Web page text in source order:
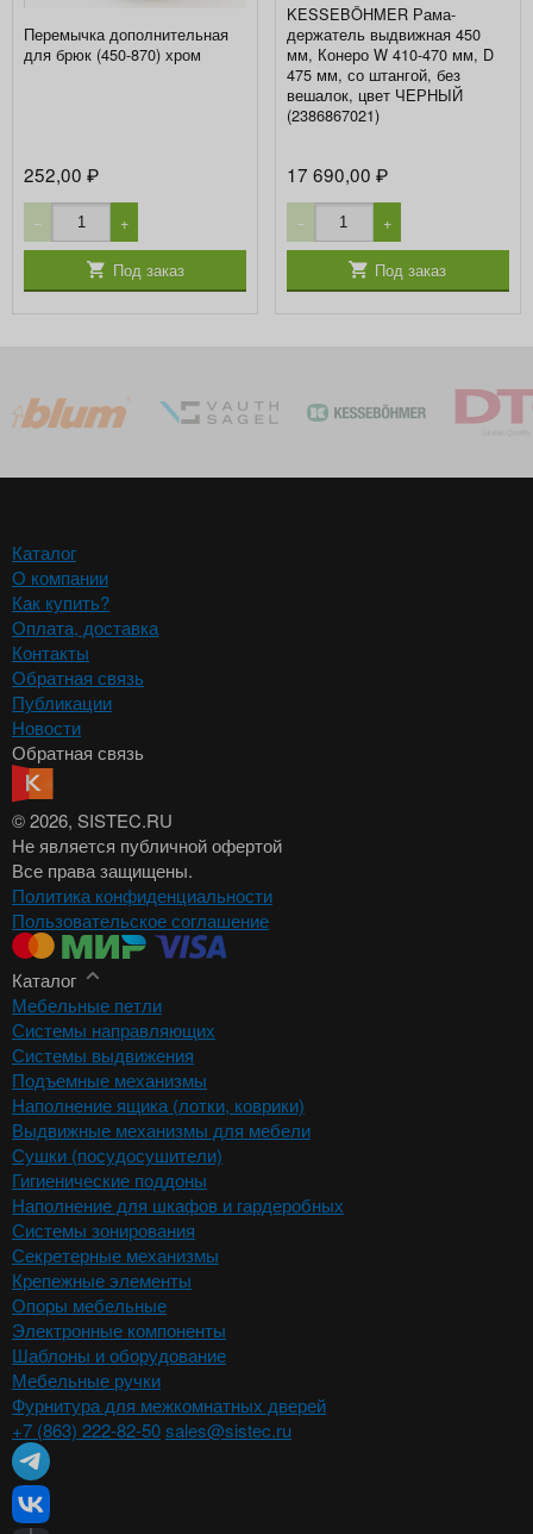
Перемычка дополнительная
для брюк (450-870) хром
252,00₽
− +
Под заказ
KESSEBÖHMER Рама-
держатель выдвижная 450
мм, Конеро W 410-470 мм, D
475 мм, со штангой, без
вешалок, цвет ЧЕРНЫЙ
(2386867021)
17 690,00 ₽
− +
Под заказ
Каталог
О компании
Как купить?
Оплата, доставка
Контакты
Обратная связь
Публикации
Новости
Обратная связь
© 2026, SISTEC.RU
Не является публичной офертой
Все права защищены.
Политика конфиденциальности
Пользовательское соглашение
Каталог
Мебельные петли
Системы направляющих
Системы выдвижения
Подъемные механизмы
Наполнение ящика (лотки, коврики)
Выдвижные механизмы для мебели
Сушки (посудосушители)
Гигиенические поддоны
Наполнение для шкафов и гардеробных
Системы зонирования
Секретерные механизмы
Крепежные элементы
Опоры мебельные
Электронные компоненты
Шаблоны и оборудование
Мебельные ручки
Фурнитура для межкомнатных дверей
+7 (863) 222-82-50sales@sistec.ru